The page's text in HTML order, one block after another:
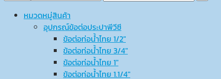
หมวดหมู่สินค้า
อุปกรณ์ข้อต่อประปาพีวีซี
ข้อต่อท่อน้ำไทย 1/2″
ข้อต่อท่อน้ำไทย 3/4″
ข้อต่อท่อน้ำไทย 1″
ข้อต่อท่อน้ำไทย 1.1/4″